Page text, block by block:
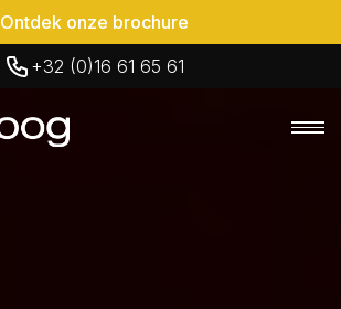
Ontdek onze brochure
+32 (0)16 61 65 61